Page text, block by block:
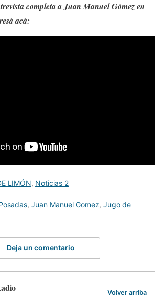
completa a Juan Manuel Gómez en
acá:
LIMÓN, Noticias 2
, Juan Manuel Gomez, Jugo de
Deja un comentario
Volver arriba